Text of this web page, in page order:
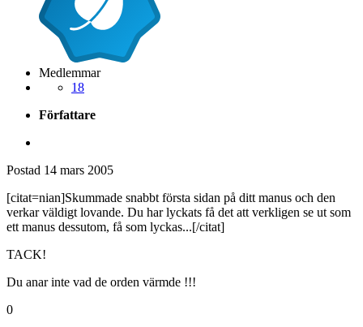
Medlemmar
18
Författare
Postad 14 mars 2005
[citat=nian]Skummade snabbt första sidan på ditt manus och den
verkar väldigt lovande. Du har lyckats få det att verkligen se ut som
ett manus dessutom, få som lyckas...[/citat]
TACK!
Du anar inte vad de orden värmde !!!
0